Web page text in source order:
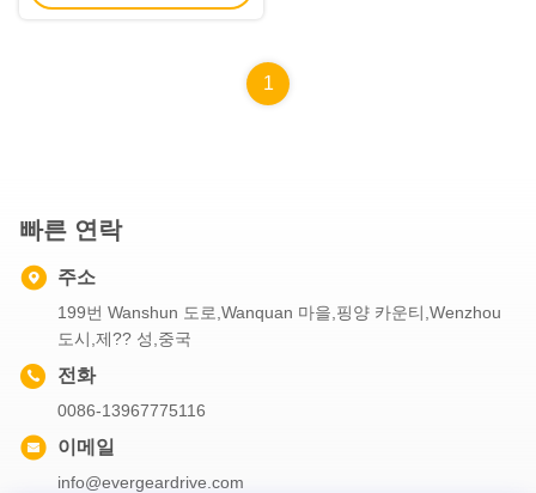
1
빠른 연락
주소
199번 Wanshun 도로,Wanquan 마을,핑양 카운티,Wenzhou
도시,제?? 성,중국
전화
0086-13967775116
이메일
info@evergeardrive.com